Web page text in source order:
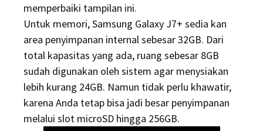
memperbaiki tampilan ini.
Untuk memori, Samsung Galaxy J7+ sedia kan
area penyimpanan internal sebesar 32GB. Dari
total kapasitas yang ada, ruang sebesar 8GB
sudah digunakan oleh sistem agar menysiakan
lebih kurang 24GB. Namun tidak perlu khawatir,
karena Anda tetap bisa jadi besar penyimpanan
melalui slot microSD hingga 256GB.